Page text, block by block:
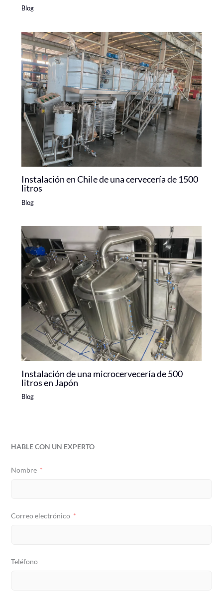
Blog
Instalación en Chile de una cervecería de 1500
litros
Blog
Instalación de una microcervecería de 500
litros en Japón
Blog
HABLE CON UN EXPERTO
Nombre
Correo electrónico
Teléfono